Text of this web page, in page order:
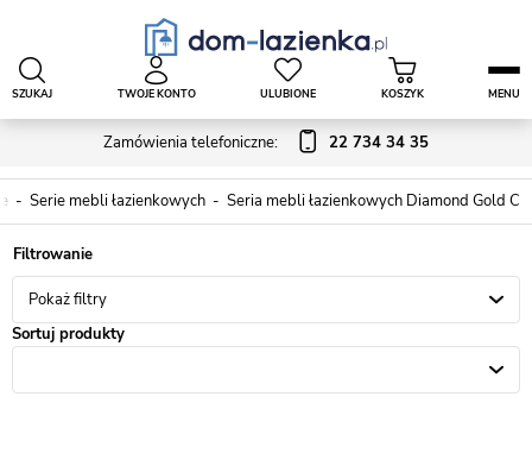
Zamówienia telefoniczne: 22 734 34 35
SZUKAJ TWOJE KONTO ULUBIONE KOSZYK MENU
Serie mebli łazienkowych Seria mebli łazienkowych Diamond Gold C
Pokaż filtry
Sortuj produkty